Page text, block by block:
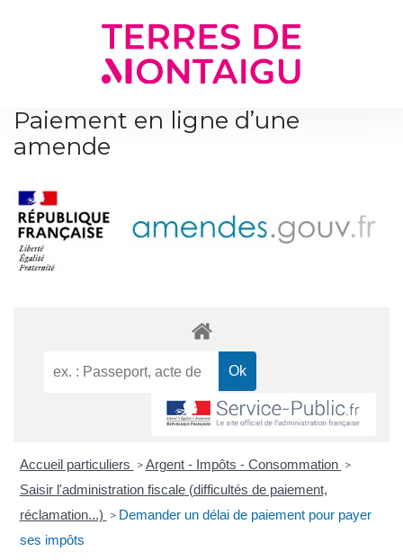
Paiement en ligne d’une
amende
Accueil particuliers > Argent - Impôts - Consommation >
Saisir l'administration fiscale (difficultés de paiement,
réclamation...) > Demander un délai de paiement pour payer
ses impôts